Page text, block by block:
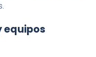
equipos